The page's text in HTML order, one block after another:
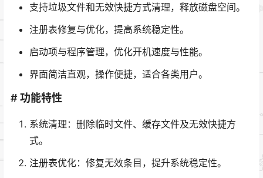
支持垃圾文件和无效快捷方式清理，释放磁盘空间。
注册表修复与优化，提高系统稳定性。
启动项与程序管理，优化开机速度与性能。
界面简洁直观，操作便捷，适合各类用户。
# 功能特性
系统清理：删除临时文件、缓存文件及无效快捷方
式。
注册表优化：修复无效条目，提升系统稳定性。